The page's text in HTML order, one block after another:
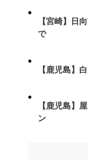
【宮崎】日
で
【鹿児島】
【鹿児島】
ン